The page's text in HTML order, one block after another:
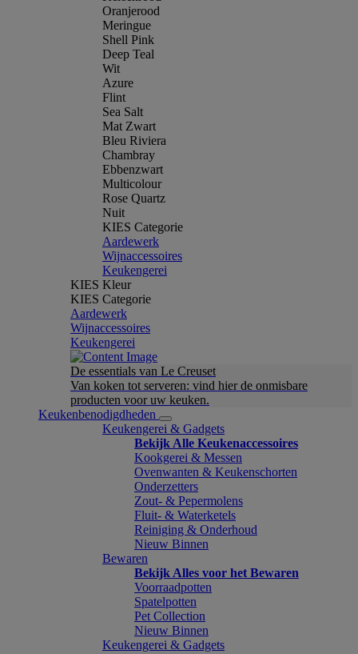
Oranjerood
Meringue
Shell Pink
Deep Teal
Wit
Azure
Flint
Sea Salt
Mat Zwart
Bleu Riviera
Chambray
Ebbenzwart
Multicolour
Rose Quartz
Nuit
KIES Categorie
Aardewerk
Wijnaccessoires
Keukengerei
KIES Kleur
KIES Categorie
Aardewerk
Wijnaccessoires
Keukengerei
De essentials van Le Creuset
Van koken tot serveren: vind hier de onmisbare
producten voor uw keuken.
Keukenbenodigdheden
Keukengerei & Gadgets
Bekijk Alle Keukenaccessoires
Kookgerei & Messen
Ovenwanten & Keukenschorten
Onderzetters
Zout- & Pepermolens
Fluit- & Waterketels
Reiniging & Onderhoud
Nieuw Binnen
Bewaren
Bekijk Alles voor het Bewaren
Voorraadpotten
Spatelpotten
Pet Collection
Nieuw Binnen
Keukengerei & Gadgets